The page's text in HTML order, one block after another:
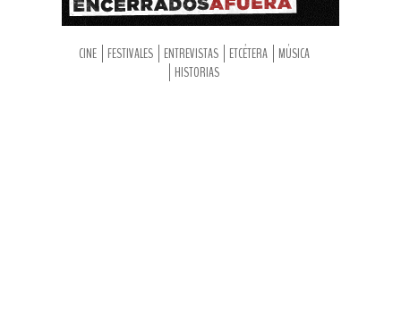
CINE FESTIVALES ENTREVISTAS ETCÉTERA
MÚSICA
HISTORIAS